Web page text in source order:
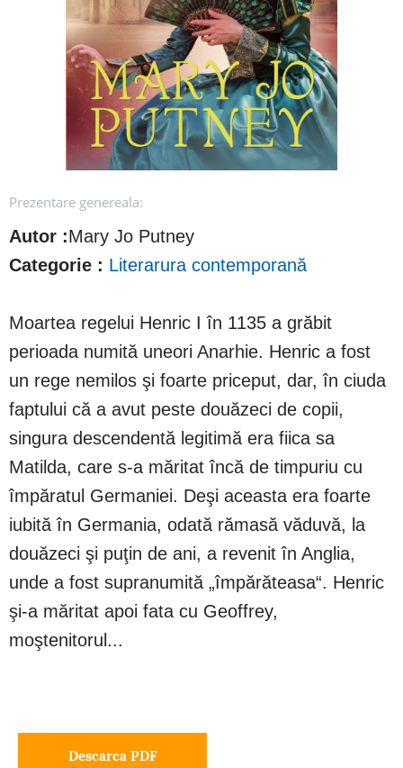
Prezentare genereala:
Autor :Mary Jo Putney
Categorie : Literarura contemporană
Moartea regelui Henric I în 1135 a grăbit
perioada numită uneori Anarhie. Henric a fost
un rege nemilos şi foarte priceput, dar, în ciuda
faptului că a avut peste douăzeci de copii,
singura descendentă legitimă era fiica sa
Matilda, care s-a măritat încă de timpuriu cu
împăratul Germaniei. Deşi aceasta era foarte
iubită în Germania, odată rămasă văduvă, la
douăzeci şi puţin de ani, a revenit în Anglia,
unde a fost supranumită „împărăteasa“. Henric
şi-a măritat apoi fata cu Geoffrey,
moştenitorul...
Descarca PDF